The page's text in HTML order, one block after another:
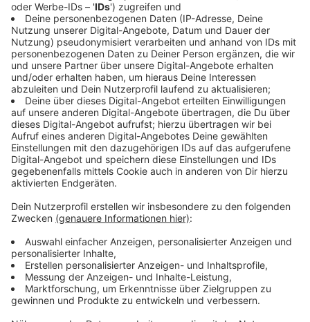
Zum Programm:
Eröffnet wird das „Festival der Vielfalt“ amFreitag,
25. August, um 14 Uhr durch den städtischen
Integrationsrat und die Kampagne „10+1 Bäume für
die Opfer des NSU“, mit einer Baumwidmung für Opfer
rechtsextremistischer Gewalt sowie der Enthüllung
von zwei Gedenkstelen im Ferberpark. Um 17 Uhr
findet im Depot Talstraße eine Podiumsdiskussion
zum Thema “Engagement gegen Rassismus“ mit der
Bildungsinitiative Ferhat Unvar und Merfin Demir,
Referent für Rassismuskritik und Empowerment, statt.
Um 19 Uhr folgt im Depot die Verleihung des
diesjährigen Integrationspreises.
Cengiz Uluğ, der Vorsitzende des Aachener
Integrationsrats: „Wir schließen uns am Freitag auch in
Aachen mit dem Gedenkprojekt ‚10 + 1 Bäume‘einer
landesweiten Kampagne an. Die zehn Bäume stehen
für die zehn Opfer des NSU, den einen weiteren Baum